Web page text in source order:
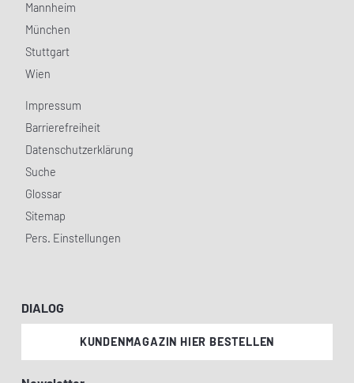
Mannheim
München
Stuttgart
Wien
Impressum
Barrierefreiheit
Datenschutzerklärung
Suche
Glossar
Sitemap
Pers. Einstellungen
DIALOG
KUNDENMAGAZIN HIER BESTELLEN